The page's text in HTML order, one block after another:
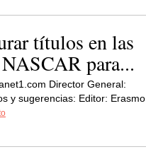
títulos en las
para...
Director General:
y sugerencias: Editor: Erasmo